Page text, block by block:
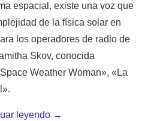
espacial, existe una voz que
de la física solar en
los operadores de radio de
Skov, conocida
Weather Woman», «La
leyendo →